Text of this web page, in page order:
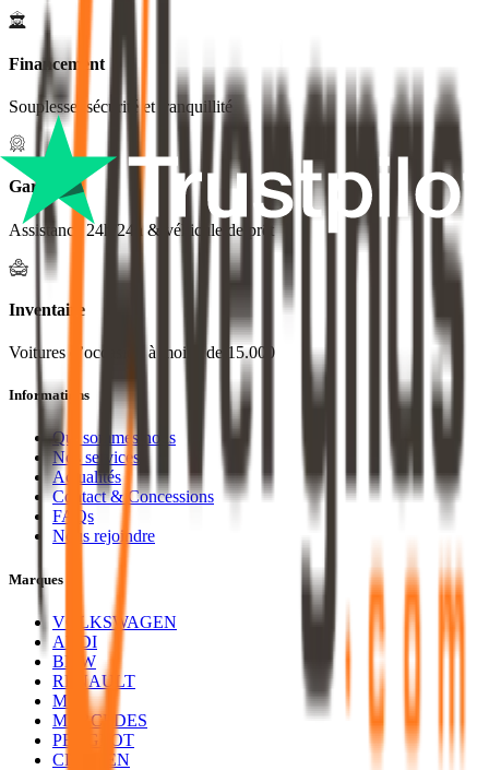
Financement
Souplesse, sécurité et tranquillité
Garantie
Assistance 24h/24h & véhicule de prêt
Inventaire
Voitures d’occasion à moins de 15.000
Informations
Qui sommes nous
Nos services
Actualités
Contact & Concessions
FAQs
Nous rejoindre
Marques
VOLKSWAGEN
AUDI
BMW
RENAULT
MG
MERCEDES
PEUGEOT
CITROEN